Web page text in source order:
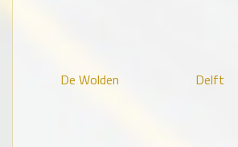
De Wolden Delft